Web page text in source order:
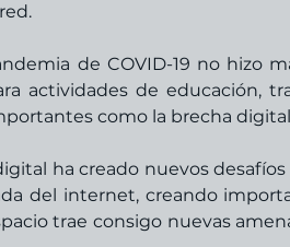
de COVID-19 no hizo
actividades de educación,
como la brecha
ha creado nuevos
del internet, creando
trae consigo nuevas